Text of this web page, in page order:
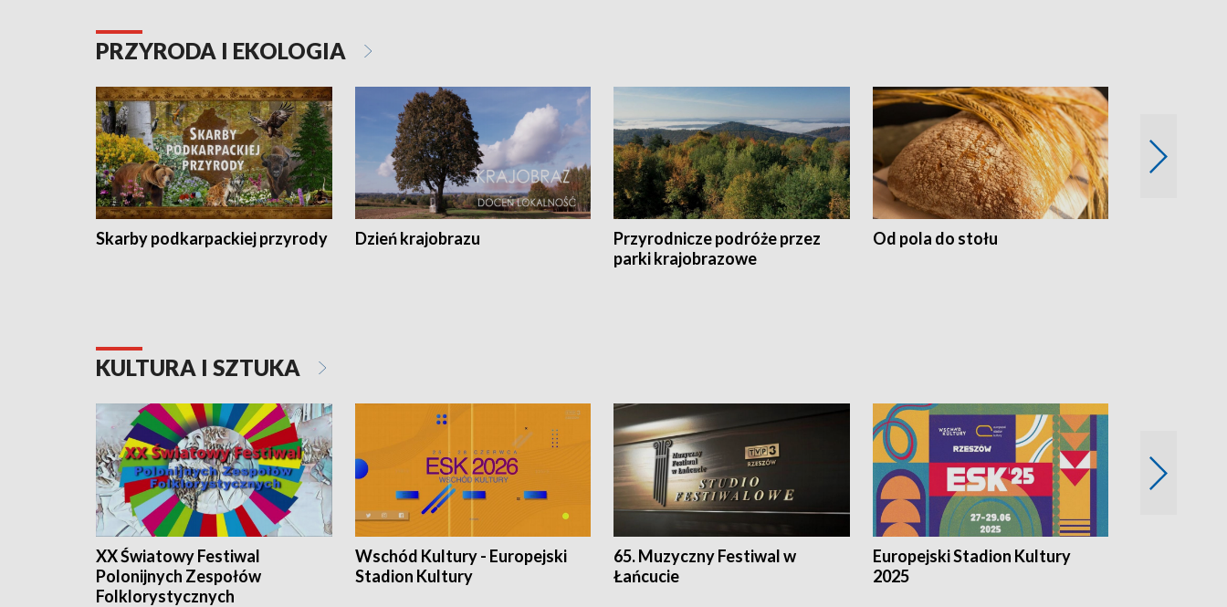
PRZYRODA I EKOLOGIA
Skarby podkarpackiej przyrody Dzień krajobrazu
Przyrodnicze podróże przez
parki krajobrazowe
Od pola do stołu
KULTURA I SZTUKA
XX Światowy Festiwal
Polonijnych Zespołów
Folklorystycznych
Wschód Kultury - Europejski
Stadion Kultury
65. Muzyczny Festiwal w
Łańcucie
Europejski Stadion Kultury
2025